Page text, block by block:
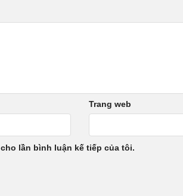
Trang web
lần bình luận kế tiếp của tôi.